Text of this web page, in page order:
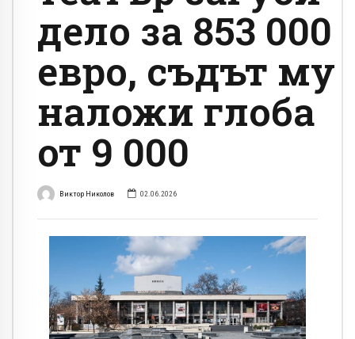
дело за 853 000
евро, съдът му
наложи глоба
от 9 000
Виктор Николов 02.06.2026